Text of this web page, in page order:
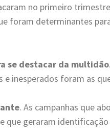
no primeiro
foram determinantes
se destacar da multidão
inesperados foram as
. As campanhas que
que geraram